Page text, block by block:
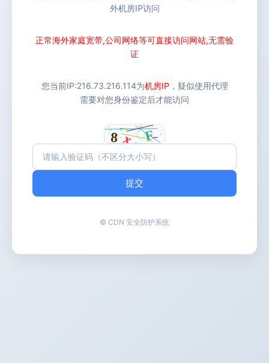
外机房IP访问
正常海外家庭宽带,公司网络等可直接访问网站,无需验
证
您当前IP:216.73.216.114为机房IP ，疑似使用代理
需要对您身份鉴定后才能访问
提交
© CDN 安全防护系统